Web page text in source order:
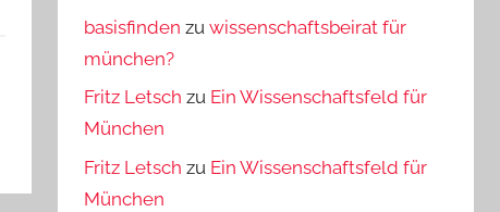
basisfinden zuwissenschaftsbeirat für
münchen?
Fritz Letsch zu Ein Wissenschaftsfeld für
München
Fritz Letsch zu Ein Wissenschaftsfeld für
München